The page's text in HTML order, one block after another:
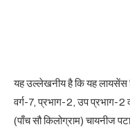
यह उल्लेखनीय है कि यह
वर्ग-7, प्रभाग-2, उप प्रभाग-2
(पाँच सौ किलोग्राम) चायनीज